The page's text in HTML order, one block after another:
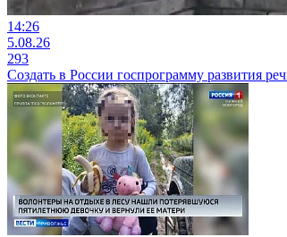
14:26
5.08.26
293
Создать в России госпрограмму развития